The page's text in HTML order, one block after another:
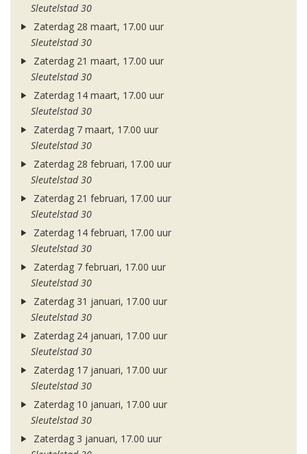
Sleutelstad 30
Zaterdag 28 maart, 17.00 uur
Sleutelstad 30
Zaterdag 21 maart, 17.00 uur
Sleutelstad 30
Zaterdag 14 maart, 17.00 uur
Sleutelstad 30
Zaterdag 7 maart, 17.00 uur
Sleutelstad 30
Zaterdag 28 februari, 17.00 uur
Sleutelstad 30
Zaterdag 21 februari, 17.00 uur
Sleutelstad 30
Zaterdag 14 februari, 17.00 uur
Sleutelstad 30
Zaterdag 7 februari, 17.00 uur
Sleutelstad 30
Zaterdag 31 januari, 17.00 uur
Sleutelstad 30
Zaterdag 24 januari, 17.00 uur
Sleutelstad 30
Zaterdag 17 januari, 17.00 uur
Sleutelstad 30
Zaterdag 10 januari, 17.00 uur
Sleutelstad 30
Zaterdag 3 januari, 17.00 uur